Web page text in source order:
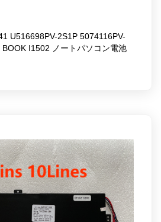
2S1P 5074116PV-2S1P
V9SVK5N
GT BOOK i1502
U516698PV-2S1P 5074116PV-
I1502 ノートパソコン電池